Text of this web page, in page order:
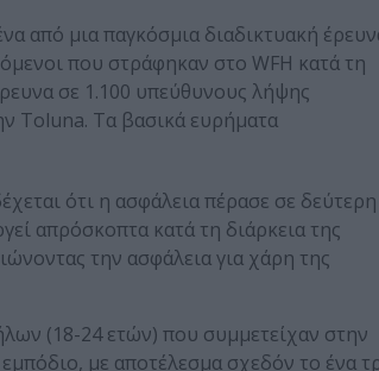
από μια παγκόσμια διαδικτυακή
που στράφηκαν στο WFH κατά τη
σε 1.100 υπεύθυνους λήψης
Toluna. Τα βασικά ευρήματα
ότι η ασφάλεια πέρασε σε δεύτερη
απρόσκοπτα κατά τη διάρκεια της
την ασφάλεια για χάρη της
(18-24 ετών) που συμμετείχαν στην
με αποτέλεσμα σχεδόν το ένα